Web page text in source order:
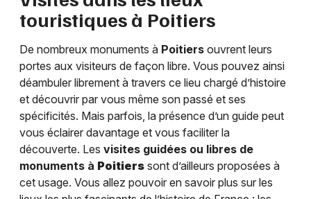
touristiques à Poitiers
De nombreux monuments à Poitiers ouvrent leurs
portes aux visiteurs de façon libre. Vous pouvez ainsi
déambuler librement à travers ce lieu chargé d’histoire
et découvrir par vous même son passé et ses
spécificités. Mais parfois, la présence d’un guide peut
vous éclairer davantage et vous faciliter la
découverte. Les visites guidées ou libres de
monuments à Poitiers sont d’ailleurs proposées à
cet usage. Vous allez pouvoir en savoir plus sur les